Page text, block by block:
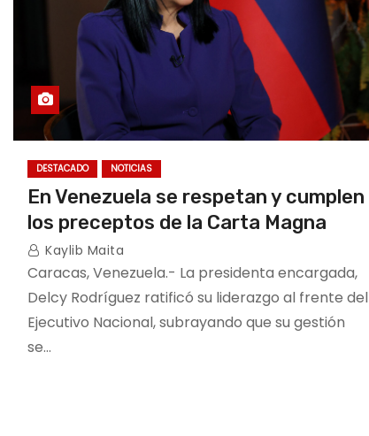
DESTACADO NOTICIAS
En Venezuela se respetan y cumplen
los preceptos de la Carta Magna
Kaylib Maita
Caracas, Venezuela.- La presidenta encargada,
Delcy Rodríguez ratificó su liderazgo al frente del
Ejecutivo Nacional, subrayando que su gestión
se…